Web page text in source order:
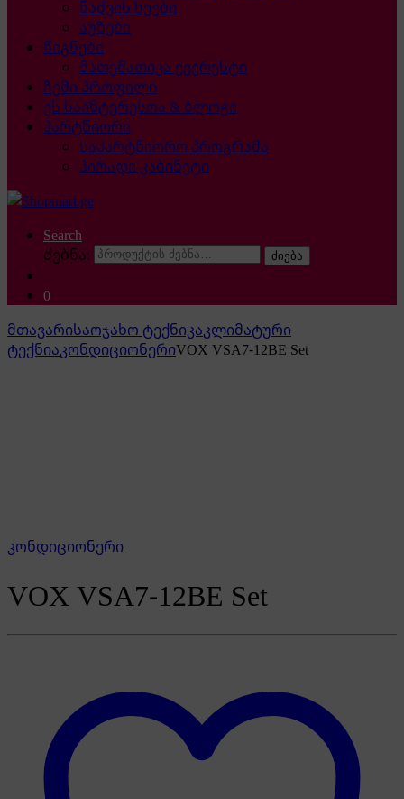
ნაძვის ხეები
აუზები
წიგნები
მათემათიკა ევერესტი
ჩემი პროფილი
ეს საინტერესოა & ბლოგი
პარტნიორი
საპარტნიორო პროგრამა
პირადი კაბინეტი
Search
ძებნა:
ძიება
0
მთავარისაოჯახო ტექნიკაკლიმატური
ტექნიაკონდიციონერიVOX VSA7-12BE Set
კონდიციონერი
VOX VSA7-12BE Set